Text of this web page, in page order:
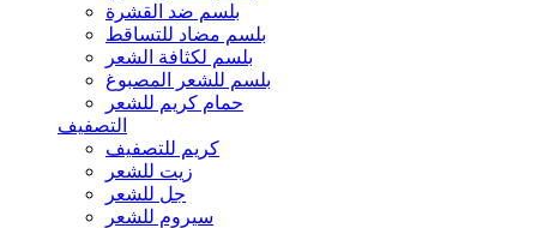
بلسم ضد القشرة
بلسم مضاد للتساقط
بلسم لكثافة الشعر
بلسم للشعر المصبوغ
حمام كريم للشعر
التصفيف
كريم للتصفيف
زيت للشعر
جل للشعر
سيروم للشعر